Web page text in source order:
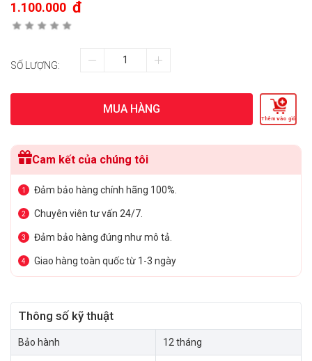
1.100.000 đ
SỐ LƯỢNG:
MUA HÀNG
Thêm vào giỏ
Cam kết của chúng tôi
1 Đảm bảo hàng chính hãng 100%.
2 Chuyên viên tư vấn 24/7.
3 Đảm bảo hàng đúng như mô tả.
4 Giao hàng toàn quốc từ 1-3 ngày
Thông số kỹ thuật
Bảo hành 12 tháng